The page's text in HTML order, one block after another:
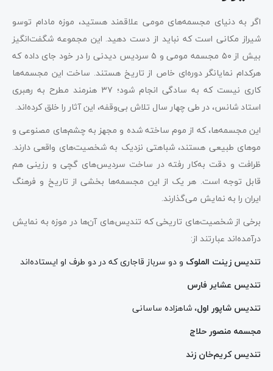
اگر به دنیای مجسمه‌های مومی علاقمند هستید، موزه مادام توسو
شیراز مکانی است که نباید از دست دهید. این مجموعه شگفت‌انگیز
بیش از ۵۰ مجسمه مومی و ۵ سردیس دیدنی را در خود جای داده که
هرکدام نمایانگر دوره‌ای خاص از تاریخ هستند. ساخت این مجسمه‌ها
کاری نیست که به سادگی انجام شود؛ ۳۷ هنرمند مطرح به رهبری
استاد شانس، در طی چهار سال تلاش بی‌وقفه، این آثار را خلق کرده‌اند.
این مجسمه‌ها، که از موم ساخته شده و مجهز به چشم‌های مصنوعی و
موهای طبیعی هستند، شباهتی نزدیک به شخصیت‌های واقعی دارند.
ظرافت و دقت به‌کار رفته در ساخت سردیس‌های گچی و رزینی هم
قابل توجه است. هر یک از این مجسمه‌ها بخشی از تاریخ و فرهنگ
ایران را به نمایش می‌گذارند.
برخی از شخصیت‌های تاریخی که تندیس‌های آن‌ها در موزه به نمایش
درآمده‌اند عبارتند از:
تندیس زینت الملوک و دو سرباز قاجاری که در دو طرف او ایستاده‌اند
تندیس عشایر فارس
تندیس شاپور اول، شاهزاده ساسانی
مجسمه منصور حلاج
تندیس کریم‌خان زند